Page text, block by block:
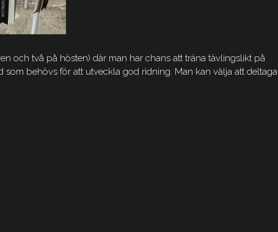
och två på hösten) där man har chans att träna tävlingslikt på
som behövs för att utveckla god ridning. Man kan välja att deltaga